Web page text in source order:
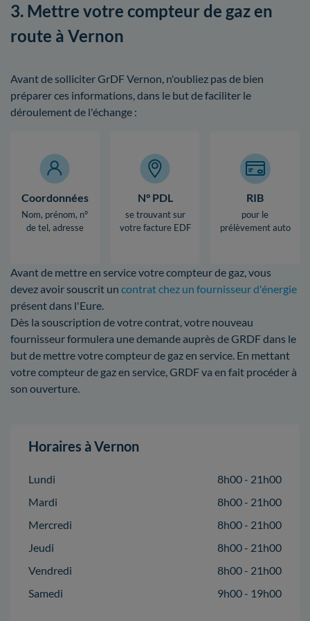
3. Mettre votre compteur de gaz en
route à Vernon
Avant de solliciter GrDF Vernon, n'oubliez pas de bien
préparer ces informations, dans le but de faciliter le
déroulement de l'échange :
Coordonnées
Nom, prénom, n°
de tel, adresse
N° PDL
se trouvant sur
votre facture EDF
RIB
pour le
prélèvement auto
Avant de mettre en service votre compteur de gaz, vous
devez avoir souscrit un contrat chez un fournisseur d'énergie
présent dans l'Eure.
Dès la souscription de votre contrat, votre nouveau
fournisseur formulera une demande auprès de GRDF dans le
but de mettre votre compteur de gaz en service. En mettant
votre compteur de gaz en service, GRDF va en fait procéder à
son ouverture.
Horaires à Vernon
Lundi
8h00 - 21h00
Mardi
8h00 - 21h00
Mercredi
8h00 - 21h00
Jeudi
8h00 - 21h00
Vendredi
8h00 - 21h00
Samedi
9h00 - 19h00